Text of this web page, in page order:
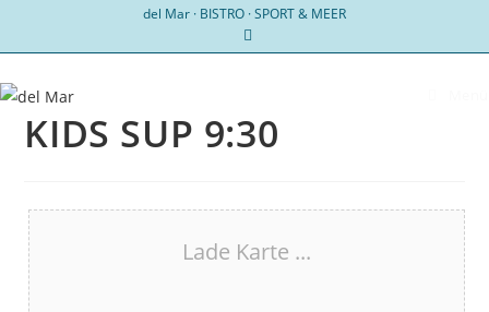
del Mar · BISTRO · SPORT & MEER
KIDS SUP 9:30
Lade Karte ...